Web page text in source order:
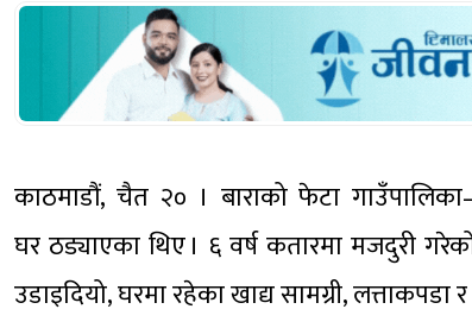
काठमाडौं, चैत २० । बाराको फेटा
घर ठड्याएका थिए । ६ वर्ष कतारमा मजदुरी
उडाइदियो, घरमा रहेका खाद्य सामग्री, लत्ताकपडा र